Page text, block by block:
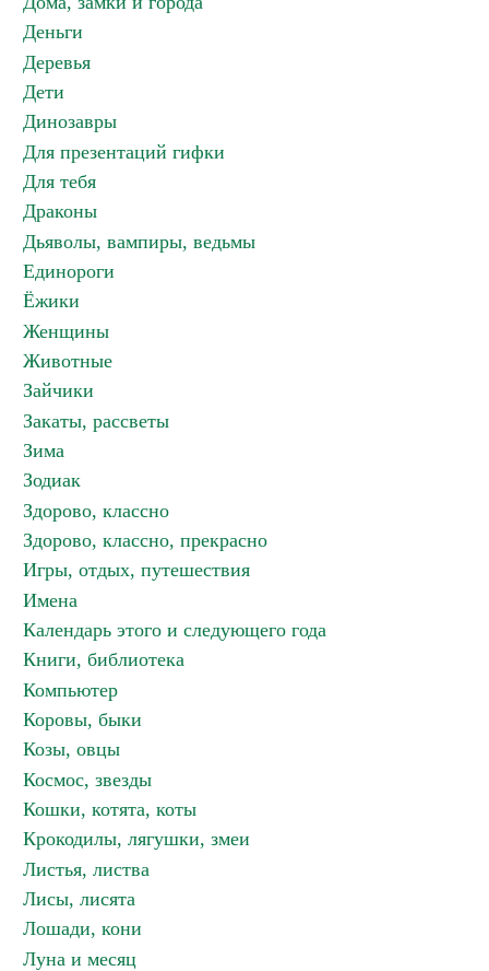
Деньги
Деревья
Дети
Динозавры
Для презентаций гифки
Для тебя
Драконы
Дьяволы, вампиры, ведьмы
Единороги
Ёжики
Женщины
Животные
Зайчики
Закаты, рассветы
Зима
Зодиак
Здорово, классно
Здорово, классно, прекрасно
Игры, отдых, путешествия
Имена
Календарь этого и следующего года
Книги, библиотека
Компьютер
Коровы, быки
Козы, овцы
Космос, звезды
Кошки, котята, коты
Крокодилы, лягушки, змеи
Листья, листва
Лисы, лисята
Лошади, кони
Луна и месяц